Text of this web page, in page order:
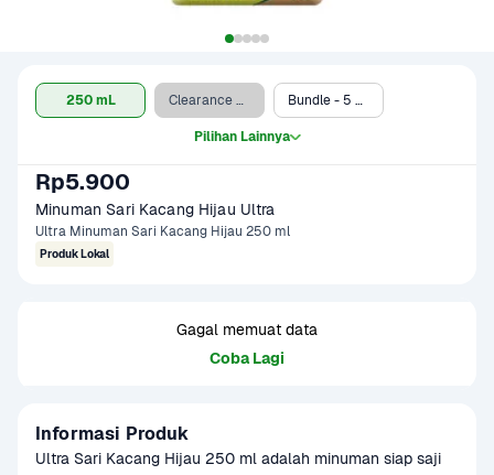
250 mL Clearance Sale - 250 mL Bundle - 5 x 250 mL*
Pilihan Lainnya
Rp5.900
Minuman Sari Kacang Hijau Ultra
Ultra Minuman Sari Kacang Hijau 250 ml
Produk Lokal
Gagal memuat data
Coba Lagi
Informasi Produk
Ultra Sari Kacang Hijau 250 ml adalah minuman siap saji